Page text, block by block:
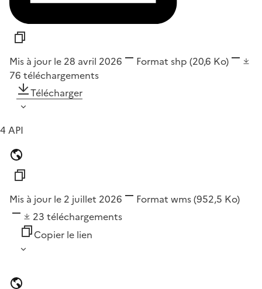
Mis à jour le 28 avril 2026 Format shp (20,6 Ko)
76 téléchargements
Télécharger
4 API
Mis à jour le 2 juillet 2026 Format wms(952,5 Ko)
23 téléchargements
Copier le lien